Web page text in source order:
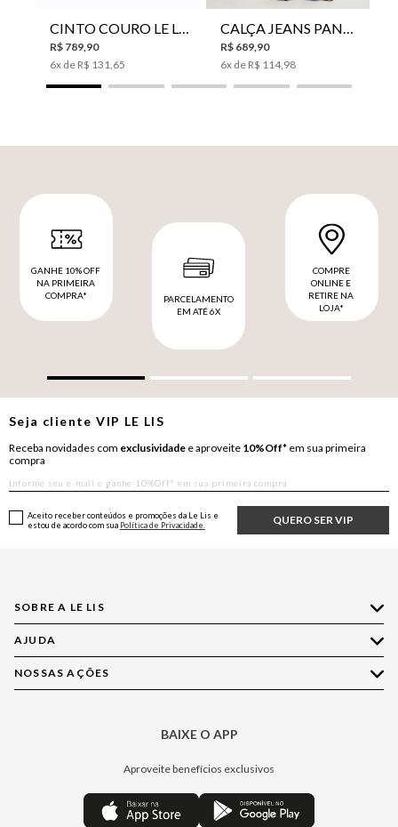
R$ 789 90
6x de R$ 131 65
R$ 689 90
6x de R$ 114, 98
GANHE 10% OFF
NA PRIMEIRA
COMPRA*
PARCELAMENTO
EM ATÉ 6X
COMPRE
ONLINE E
RETIRE NA
LOJA*
Seja clienteVIP LE LIS
Receba novidades com exclusividade e aproveite 10%Off* em sua primeira
compra
QUERO SER VIP
Aceito receber conteúdos e promoções da Le Lis e
estou de acordo com sua Política de Privacidade.
SOBRE A LE LIS
Quem Somos
Nossas Lojas
Política de Privacidade
Central de Preferências
AJUDA
Compre pelo WhatsApp
Central de Relacionamento
Regulamentos
NOSSAS AÇÕES
BAIXE O APP
Aproveite benefícios exclusivos